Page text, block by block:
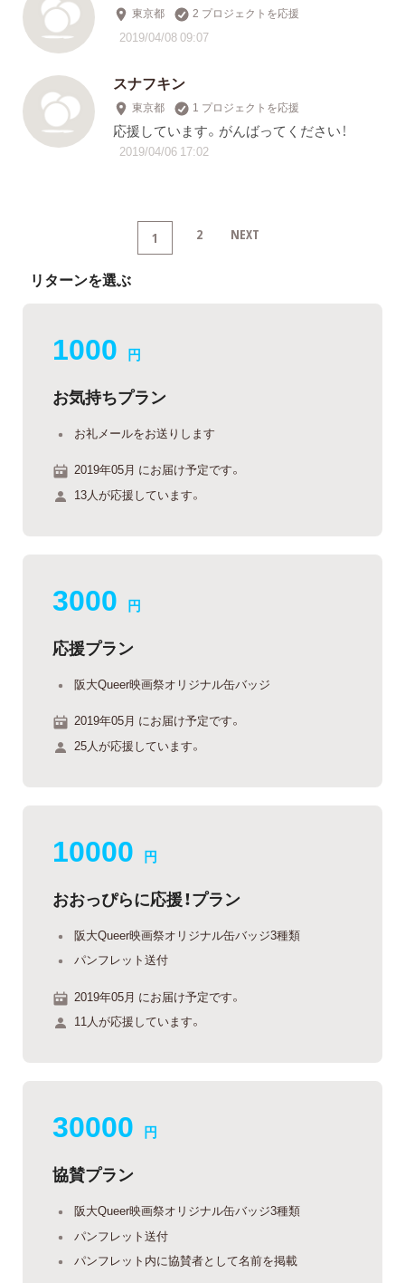
東京都 2 プロジェクトを応援
2019/04/08 09:07
スナフキン
東京都 1 プロジェクトを応援
応援しています。がんばってください！
2019/04/06 17:02
1 2 NEXT
リターンを選ぶ
1000 円
お気持ちプラン
お礼メールをお送りします
2019年05月 にお届け予定です。
13人が応援しています。
3000 円
応援プラン
阪大Queer映画祭オリジナル缶バッジ
2019年05月 にお届け予定です。
25人が応援しています。
10000 円
おおっぴらに応援！プラン
阪大Queer映画祭オリジナル缶バッジ3種類
パンフレット送付
2019年05月 にお届け予定です。
11人が応援しています。
30000 円
協賛プラン
阪大Queer映画祭オリジナル缶バッジ3種類
パンフレット送付
パンフレット内に協賛者として名前を掲載